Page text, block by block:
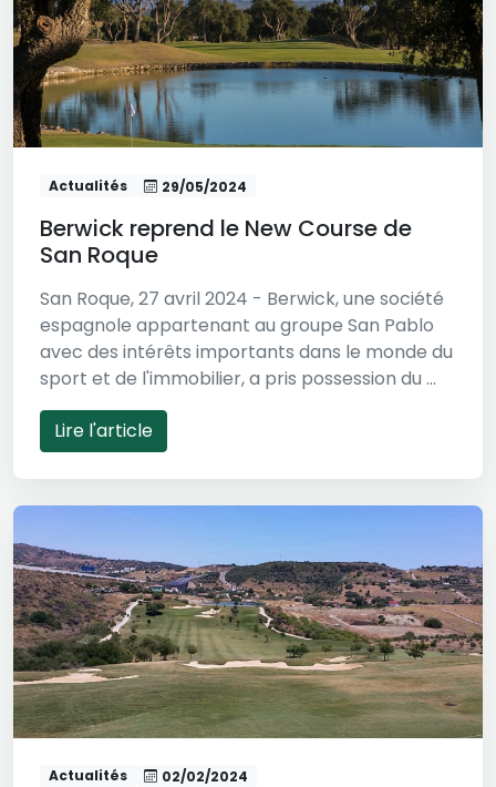
Actualités 29/05/2024
Berwick reprend le New Course de
San Roque
San Roque, 27 avril 2024 - Berwick, une société
espagnole appartenant au groupe San Pablo
avec des intérêts importants dans le monde du
sport et de l'immobilier, a pris possession du ...
Lire l'article
Actualités 02/02/2024